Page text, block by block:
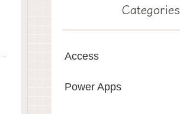
Categories
Access
Power Apps